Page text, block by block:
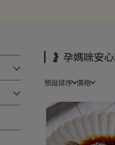
🤰 孕媽咪安
預設排序 價格